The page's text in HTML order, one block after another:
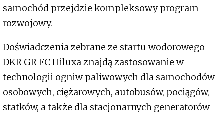
samochód przejdzie kompleksowy program
rozwojowy.
Doświadczenia zebrane ze startu wodorowego
DKR GR FC Hiluxa znajdą zastosowanie w
technologii ogniw paliwowych dla samochodów
osobowych, ciężarowych, autobusów, pociągów,
statków, a także dla stacjonarnych generatorów